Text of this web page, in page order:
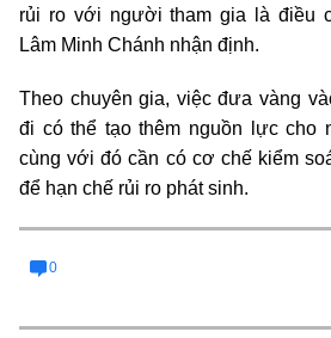
rủi ro với người tham gia là điều
Lâm Minh Chánh nhận định.
Theo chuyên gia, việc đưa vàng
đi có thể tạo thêm nguồn lực cho
cùng với đó cần có cơ chế kiểm
để hạn chế rủi ro phát sinh.
0